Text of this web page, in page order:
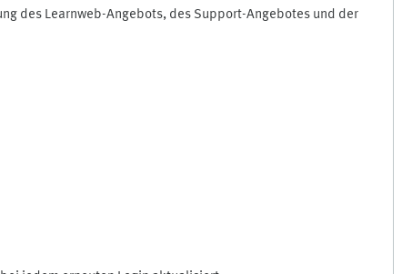
des Learnweb-Angebots, des Support-Angebotes und der